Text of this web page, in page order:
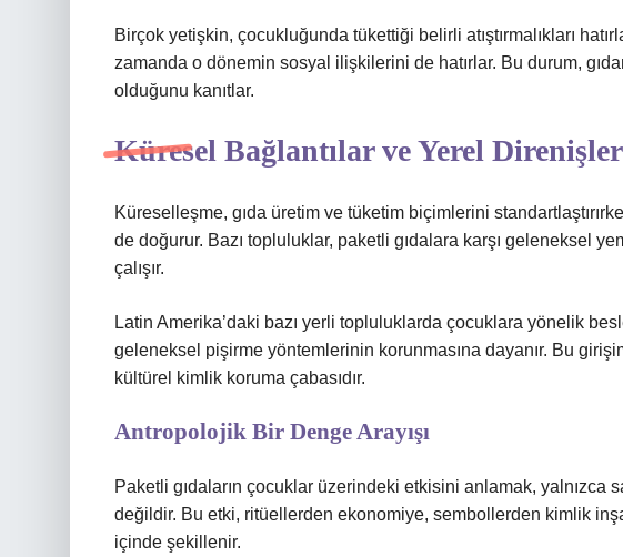
Birçok yetişkin, çocukluğunda tükettiği belirli atıştırmalıkları
zamanda o dönemin sosyal ilişkilerini de hatırlar. Bu durum,
olduğunu kanıtlar.
Küresel Bağlantılar ve Yerel Direnişler
Küreselleşme, gıda üretim ve tüketim biçimlerini
de doğurur. Bazı topluluklar, paketli gıdalara karşı geleneksel
çalışır.
Latin Amerika’daki bazı yerli topluluklarda çocuklara yönelik
geleneksel pişirme yöntemlerinin korunmasına dayanır. Bu
kültürel kimlik koruma çabasıdır.
Antropolojik Bir Denge Arayışı
Paketli gıdaların çocuklar üzerindeki etkisini anlamak, yalnızca
değildir. Bu etki, ritüellerden ekonomiye, sembollerden kimlik
içinde şekillenir.